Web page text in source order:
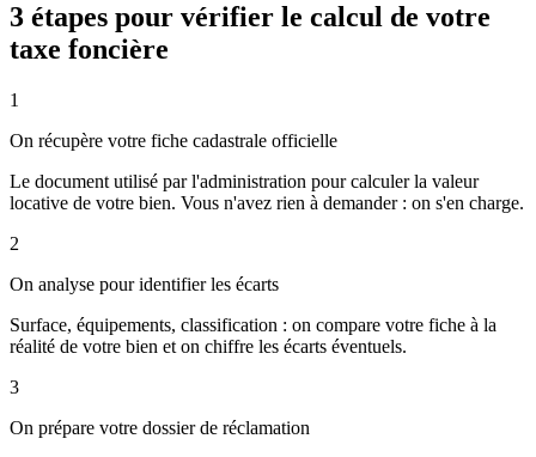
3 étapes pour vérifier le calcul de votre
taxe foncière
1
On récupère votre fiche cadastrale officielle
Le document utilisé par l'administration pour calculer la valeur
locative de votre bien. Vous n'avez rien à demander : on s'en charge.
2
On analyse pour identifier les écarts
Surface, équipements, classification : on compare votre fiche à la
réalité de votre bien et on chiffre les écarts éventuels.
3
On prépare votre dossier de réclamation